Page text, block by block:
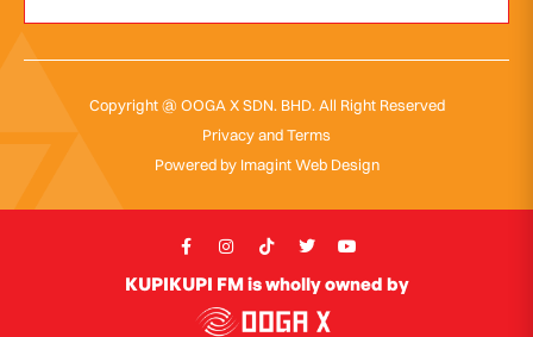
Copyright @ OOGA X SDN. BHD. All Right Reserved
Privacy and Terms
Powered by Imagint Web Design
KUPIKUPI FM is wholly owned by